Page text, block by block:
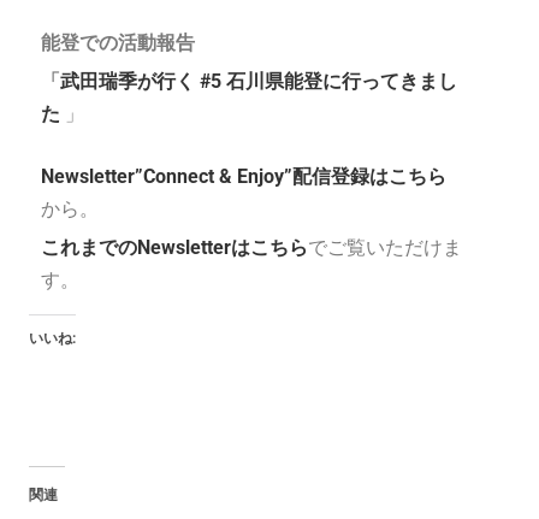
能登での活動報告
「 武田瑞季が行く #5 石川県能登に行ってきまし
た 」
Newsletter”Connect & Enjoy”配信登録はこちら
から。
これまでのNewsletterはこちらでご覧いただけま
す。
いいね:
関連